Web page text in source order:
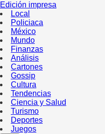
Edición impresa
Local
Policiaca
México
Mundo
Finanzas
Análisis
Cartones
Gossip
Cultura
Tendencias
Ciencia y Salud
Turismo
Deportes
Juegos